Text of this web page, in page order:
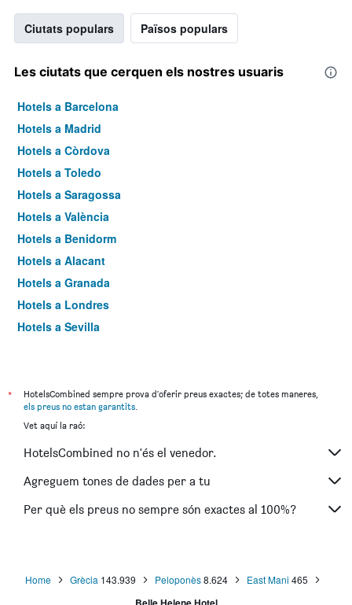
Ciutats populars Països populars
Les ciutats que cerquen els nostres usuaris
Hotels a Barcelona
Hotels a Madrid
Hotels a Còrdova
Hotels a Toledo
Hotels a Saragossa
Hotels a València
Hotels a Benidorm
Hotels a Alacant
Hotels a Granada
Hotels a Londres
Hotels a Sevilla
*
HotelsCombined sempre prova d'oferir preus exactes; de totes maneres,
els preus no estan garantits.
Vet aquí la raó:
HotelsCombined no n'és el venedor.
Agreguem tones de dades per a tu
Per què els preus no sempre són exactes al 100%?
Home Grècia 143.939 Peloponès8.624 East Mani 465